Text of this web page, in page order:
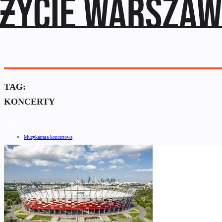
TAG:
KONCERTY
Muzykatrasa koncertowa